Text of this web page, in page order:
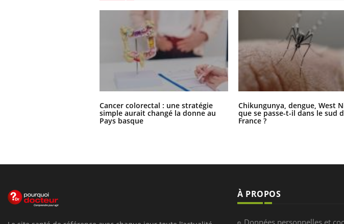
Cancer colorectal : une stratégie
simple aurait changé la donne au
Pays basque
Chikungunya, dengue, West
que se passe-t-il dans le sud
France ?
À PROPOS
Données personnelles et